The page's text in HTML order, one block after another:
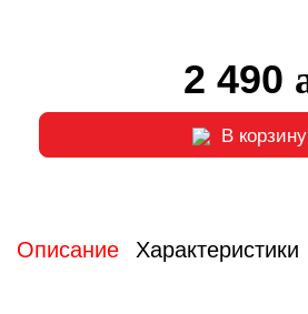
2 490
В корзину
Описание Характеристики